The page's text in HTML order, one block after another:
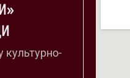
культурно-